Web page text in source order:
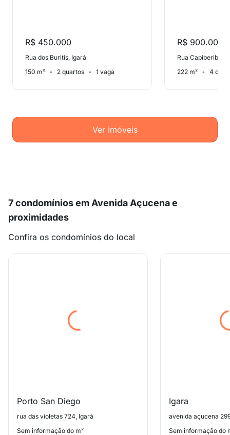
R$ 450.000
Rua dos Buritis, Igará
150 m²
2 quartos 1 vaga
R$ 900.000
Rua Capiberibe,
222 m²
4
Ver imóveis
7 condomínios em Avenida Açucena e
proximidades
Confira os condomínios do local
Porto San Diego
rua das violetas 724, Igará
Sem informação do m²
Igara
avenida açucena
Sem informação do